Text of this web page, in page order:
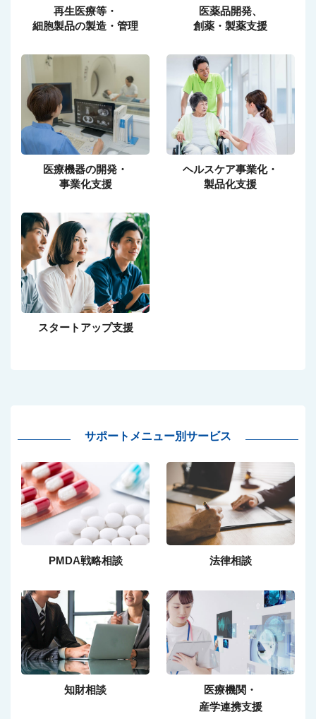
再生医療等・
細胞製品の製造・管理
医薬品開発、
創薬・製薬支援
医療機器の開発・
事業化支援
ヘルスケア事業化・
製品化支援
スタートアップ支援
サポートメニュー別サービス
PMDA戦略相談 法律相談
知財相談
医療機関・
産学連携支援